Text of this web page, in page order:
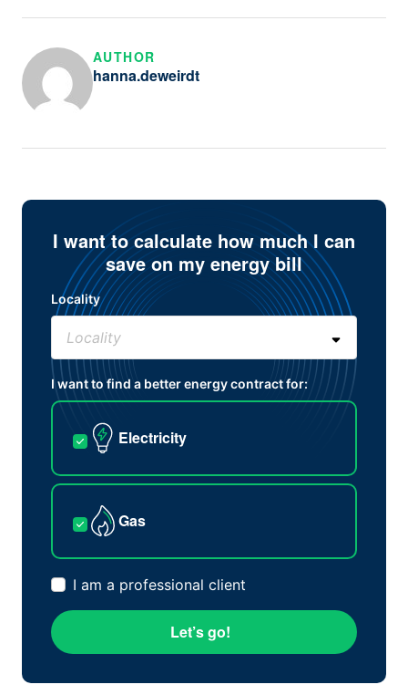
AUTHOR
hanna.deweirdt
I want to calculate how much I can
save on my energy bill
Locality
I want to find a better energy contract for:
Electricity
Gas
I am a professional client
Let’s go!